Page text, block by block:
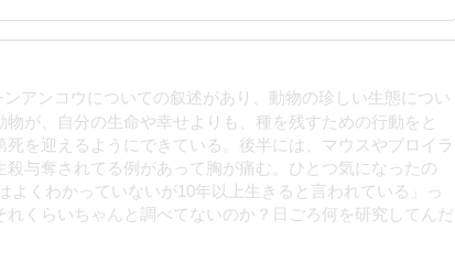
アンコウについての叙述があり、動物の珍しい生態につい
が、自分の生命や幸せよりも、種を残すための行動をと
死を迎えるようにできている。後半には、マウスやブロイラ
殺与奪されてる例があって胸が痛む。ひとつ気になったの
くわかっていないが10年以上生きると言われている」っ
くらいちゃんと調べてないのか？日ごろ何を研究してんだ